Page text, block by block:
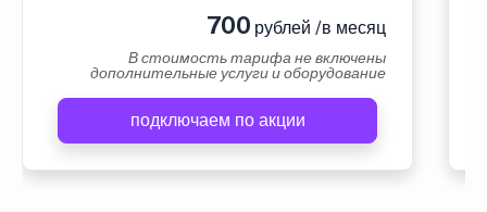
700 рублей /в месяц
В стоимость тарифа не включены
дополнительные услуги и оборудование
подключаем по акции